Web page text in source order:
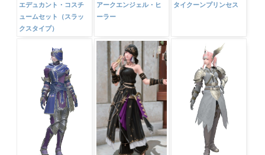
エデュカント・コスチ
ュームセット（スラッ
クスタイプ）
アークエンジェル・ヒ
ーラー
タイクーンプリンセス